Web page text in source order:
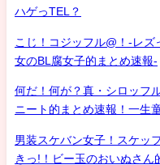
ハゲっTEL？
こじ！コジッフル@！-レ
女のBL腐女子的まとめ速報-
何だ！何が？真・シロッ
ニート的まとめ速報！一生
男装スケバン女子！スケッ
きっ!！ビー玉のおいぬさ